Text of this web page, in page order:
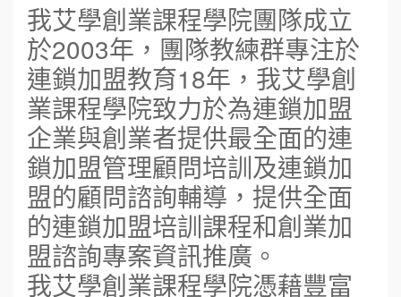
我艾學創業課程學院團隊成立
於2003年，團隊教練群專注於
連鎖加盟教育18年，我艾學創
業課程學院致力於為連鎖加盟
企業與創業者提供最全面的連
鎖加盟管理顧問培訓及連鎖加
盟的顧問諮詢輔導，提供全面
的連鎖加盟培訓課程和創業加
盟諮詢專案資訊推廣。
我艾學創業課程學院憑藉豐富